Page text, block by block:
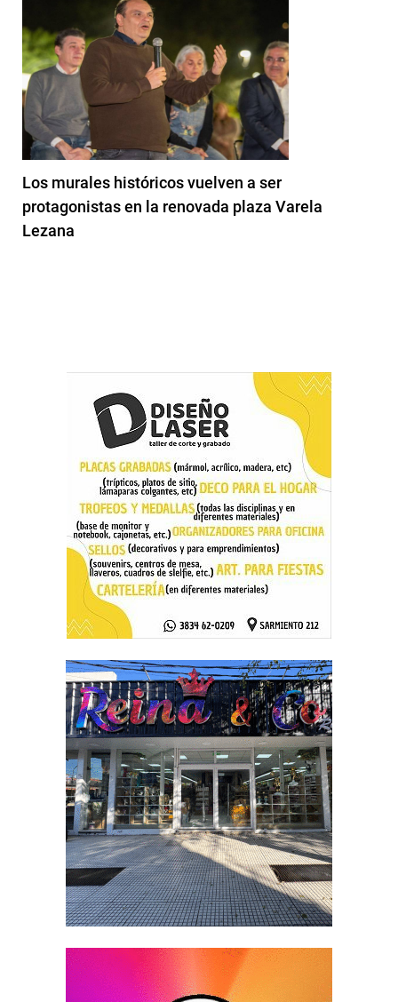
Los murales históricos vuelven a ser
protagonistas en la renovada plaza Varela
Lezana